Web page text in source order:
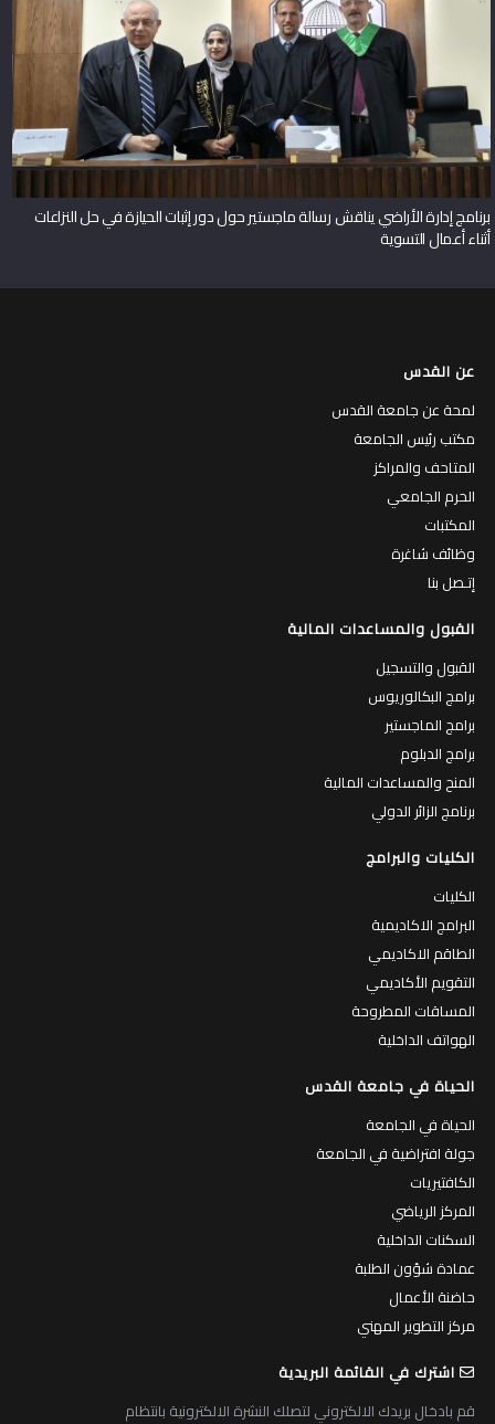
برنامج إدارة الأراضي يناقش رسالة ماجستير حول دور إثبات الحيازة في حل النزاعات
أثناء أعمال التسوية
عن القدس
لمحة عن جامعة القدس
مكتب رئيس الجامعة
المتاحف والمراكز
الحرم الجامعي
المكتبات
وظائف شاغرة
إتـصل بنا
القبول والمساعدات المالية
القبول والتسجيل
برامج البكالوريوس
برامج الماجستير
برامج الدبلوم
المنح والمساعدات المالية
برنامج الزائر الدولي
الكليات والبرامج
الكليات
البرامج الاكاديمية
الطاقم الاكاديمي
التقويم الأكاديمي
المساقات المطروحة
الهواتف الداخلية
الحياة في جامعة القدس
الحياة في الجامعة
جولة افتراضية في الجامعة
الكافتيريات
المركز الرياضي
السكنات الداخلية
عمادة شؤون الطلبة
حاضنة الأعمال
مركز التطوير المهني
اشترك في القائمة البريدية
قم بادخال بريدك الالكتروني لتصلك النشرة الالكترونية بانتظام